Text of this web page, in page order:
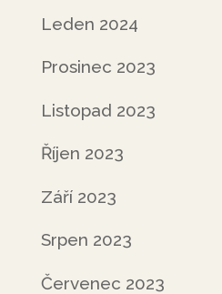
Leden 2024
Prosinec 2023
Listopad 2023
Říjen 2023
Září 2023
Srpen 2023
Červenec 2023